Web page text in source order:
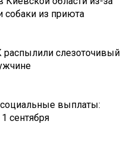
собаки из приюта
слезоточивый
социальные выплаты:
сентября